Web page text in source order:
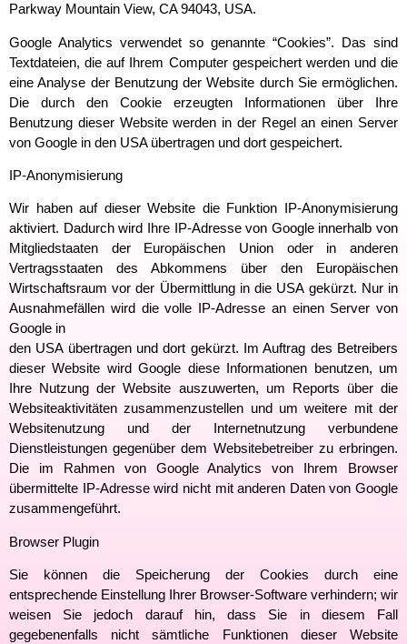
Parkway Mountain View, CA 94043, USA.
Google Analytics verwendet so genannte “Cookies”. Das sind
Textdateien, die auf Ihrem Computer gespeichert werden und die
eine Analyse der Benutzung der Website durch Sie ermöglichen.
Die durch den Cookie erzeugten Informationen über Ihre
Benutzung dieser Website werden in der Regel an einen Server
von Google in den USA übertragen und dort gespeichert.
IP-Anonymisierung
Wir haben auf dieser Website die Funktion IP-Anonymisierung
aktiviert. Dadurch wird Ihre IP-Adresse von Google innerhalb von
Mitgliedstaaten der Europäischen Union oder in anderen
Vertragsstaaten des Abkommens über den Europäischen
Wirtschaftsraum vor der Übermittlung in die USA gekürzt. Nur in
Ausnahmefällen wird die volle IP-Adresse an einen Server von
Google in
den USA übertragen und dort gekürzt. Im Auftrag des Betreibers
dieser Website wird Google diese Informationen benutzen, um
Ihre Nutzung der Website auszuwerten, um Reports über die
Websiteaktivitäten zusammenzustellen und um weitere mit der
Websitenutzung und der Internetnutzung verbundene
Dienstleistungen gegenüber dem Websitebetreiber zu erbringen.
Die im Rahmen von Google Analytics von Ihrem Browser
übermittelte IP-Adresse wird nicht mit anderen Daten von Google
zusammengeführt.
Browser Plugin
Sie können die Speicherung der Cookies durch eine
entsprechende Einstellung Ihrer Browser-Software verhindern; wir
weisen Sie jedoch darauf hin, dass Sie in diesem Fall
gegebenenfalls nicht sämtliche Funktionen dieser Website